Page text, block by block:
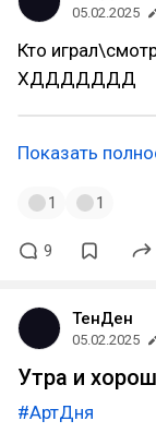
05.02.2025
Кто
ХДДДДДДД
Показать
1 1
9
ТенДен
05.02.2025
Утра и
#АртДня